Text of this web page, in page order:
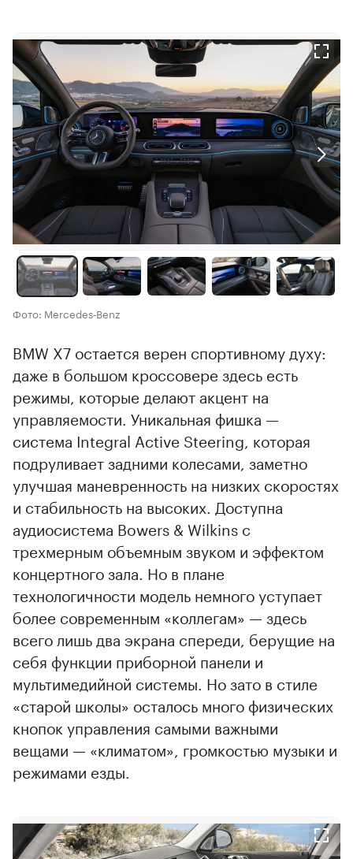
Фото: Mercedes‑Benz
BMW X7 остается верен спортивному духу:
даже в большом кроссовере здесь есть
режимы, которые делают акцент на
управляемости. Уникальная фишка —
система Integral Active Steering, которая
подруливает задними колесами, заметно
улучшая маневренность на низких скоростях
и стабильность на высоких. Доступна
аудиосистема Bowers & Wilkins с
трехмерным объемным звуком и эффектом
концертного зала. Но в плане
технологичности модель немного уступает
более современным «коллегам» — здесь
всего лишь два экрана спереди, берущие на
себя функции приборной панели и
мультимедийной системы. Но зато в стиле
«старой школы» осталось много физических
кнопок управления самыми важными
вещами — «климатом», громкостью музыки и
режимами езды.